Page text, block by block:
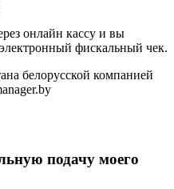
онлайн кассу и вы
фискальный чек.
белорусской компанией
подачу моего